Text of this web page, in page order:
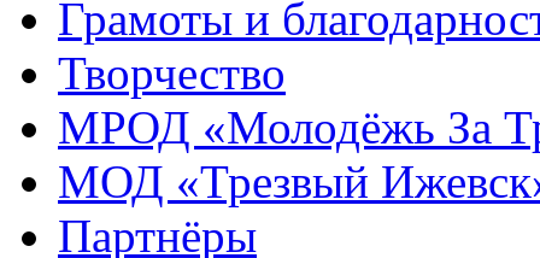
Грамоты и
Творчество
МРОД «Молодёжь За
МОД «Трезвый
Партнёры